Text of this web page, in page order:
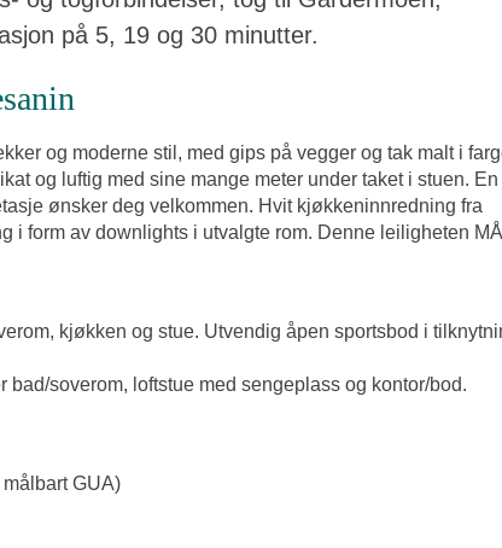
på 5, 19 og 30 minutter.
og moderne stil, med gips på vegger og tak malt i
og luftig med sine mange meter under taket i stuen. En
ønsker deg velkommen. Hvit kjøkkeninnredning fra
i form av downlights i utvalgte rom. Denne leiligheten MÅ
kjøkken og stue. Utvendig åpen sportsbod i
bad/soverom, loftstue med sengeplass og kontor/bod.
GUA)